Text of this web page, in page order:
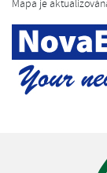
Mapa je